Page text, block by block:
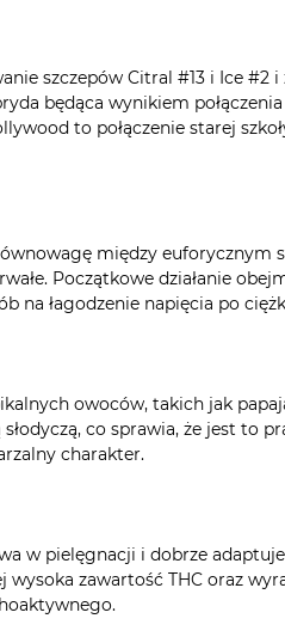
szczepów Citral #13 i Ice #2
będąca wynikiem
to połączenie starej
między euforycznym
Początkowe działanie
na łagodzenie napięcia po
owoców, takich jak
co sprawia, że jest to
charakter.
w pielęgnacji i dobrze
zawartość THC oraz